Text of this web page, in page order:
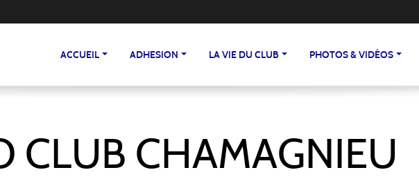
ACCUEIL ADHESION LA VIE DU CLUB PHOTOS & VIDÉOS
CLUB CHAMAGNIEU